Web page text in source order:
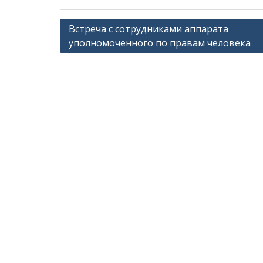
Навигация
по
Встреча с сотрудниками аппарата
уполномоченного по правам человека